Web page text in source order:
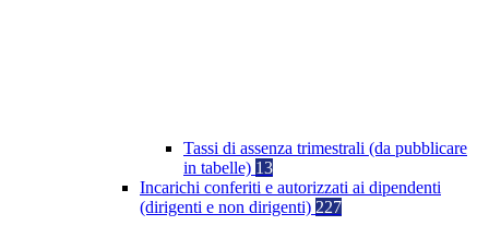
Tassi di assenza trimestrali (da pubblicare
in tabelle) 13
Incarichi conferiti e autorizzati ai dipendenti
(dirigenti e non dirigenti) 227